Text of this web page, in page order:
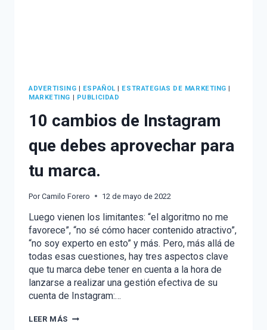
ADVERTISING | ESPAÑOL | ESTRATEGIAS DE MARKETING |
MARKETING | PUBLICIDAD
10 cambios de Instagram
que debes aprovechar para
tu marca.
Por Camilo Forero 12 de mayo de 2022
Luego vienen los limitantes: “el algoritmo no me
favorece”, “no sé cómo hacer contenido atractivo”,
“no soy experto en esto” y más. Pero, más allá de
todas esas cuestiones, hay tres aspectos clave
que tu marca debe tener en cuenta a la hora de
lanzarse a realizar una gestión efectiva de su
cuenta de Instagram:…
LEER MÁS 10